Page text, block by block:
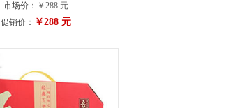
市场价：￥288 元
促销价： ￥288 元